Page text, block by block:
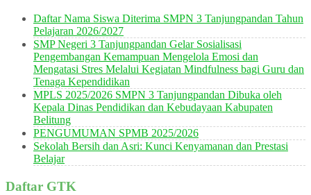
Daftar Nama Siswa Diterima SMPN 3 Tanjungpandan Tahun
Pelajaran 2026/2027
SMP Negeri 3 Tanjungpandan Gelar Sosialisasi
Pengembangan Kemampuan Mengelola Emosi dan
Mengatasi Stres Melalui Kegiatan Mindfulness bagi Guru dan
Tenaga Kependidikan
MPLS 2025/2026 SMPN 3 Tanjungpandan Dibuka oleh
Kepala Dinas Pendidikan dan Kebudayaan Kabupaten
Belitung
PENGUMUMAN SPMB 2025/2026
Sekolah Bersih dan Asri: Kunci Kenyamanan dan Prestasi
Belajar
Daftar GTK